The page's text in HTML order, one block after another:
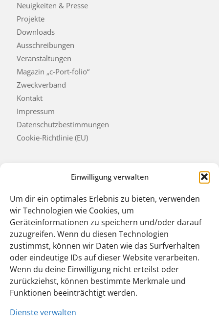
Einwilligung verwalten
Um dir ein optimales Erlebnis zu bieten, verwenden
wir Technologien wie Cookies, um
Geräteinformationen zu speichern und/oder darauf
zuzugreifen. Wenn du diesen Technologien
zustimmst, können wir Daten wie das Surfverhalten
oder eindeutige IDs auf dieser Website verarbeiten.
Wenn du deine Einwilligung nicht erteilst oder
zurückziehst, können bestimmte Merkmale und
Funktionen beeinträchtigt werden.
Dienste verwalten
Neuigkeiten & Presse
Projekte
Downloads
Ausschreibungen
Veranstaltungen
Magazin „c-Port-folio“
Zweckverband
Kontakt
Impressum
Datenschutzbestimmungen
Cookie-Richtlinie (EU)
Mitgliedschaften